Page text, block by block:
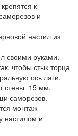
к
и
настил из
своими руками.
чтобы стык торца
ось лаги.
стены 15 мм.
саморезов.
монтаж
настилом и